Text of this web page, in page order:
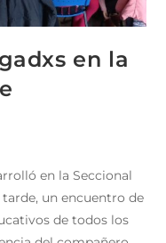
en la
en la Seccional
un encuentro de
de todos los